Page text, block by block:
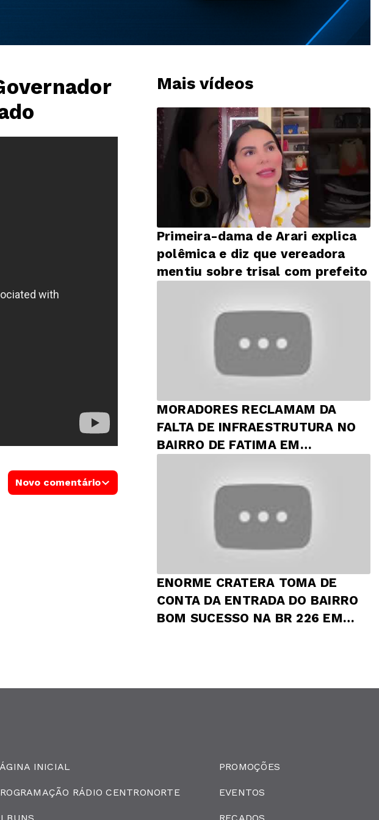
Mais vídeos
Primeira-dama de Arari explica
polêmica e diz que vereadora
mentiu sobre trisal com prefeito
MORADORES RECLAMAM DA
FALTA DE INFRAESTRUTURA NO
BAIRRO DE FATIMA EM
ENORME CRATERA TOMA DE
CONTA DA ENTRADA DO BAIRRO
BOM SUCESSO NA BR 226 EM
Novo comentário
INICIAL
RÁDIO CENTRONORTE
PROMOÇÕES
EVENTOS